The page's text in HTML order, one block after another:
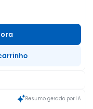
Resumo gerado por IA